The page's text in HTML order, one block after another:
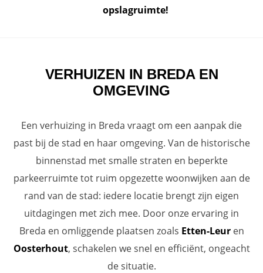
opslagruimte!
VERHUIZEN IN BREDA EN
OMGEVING
Een verhuizing in Breda vraagt om een aanpak die
past bij de stad en haar omgeving. Van de historische
binnenstad met smalle straten en beperkte
parkeerruimte tot ruim opgezette woonwijken aan de
rand van de stad: iedere locatie brengt zijn eigen
uitdagingen met zich mee. Door onze ervaring in
Breda en omliggende plaatsen zoals Etten-Leuren
Oosterhout, schakelen we snel en efficiënt, ongeacht
de situatie.